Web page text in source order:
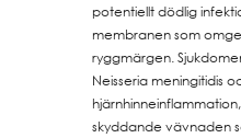
potentiellt dödlig
membranen som
ryggmärgen.
Neisseria meningitidis
skyddande vävnaden